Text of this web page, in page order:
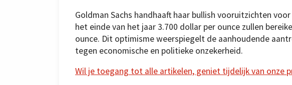
Goldman Sachs handhaaft haar bullish vooruitzichten
het einde van het jaar 3.700 dollar per ounce zullen
ounce. Dit optimisme weerspiegelt de aanhoudende
tegen economische en politieke onzekerheid.
Wil je toegang tot alle artikelen, geniet tijdelijk van onze